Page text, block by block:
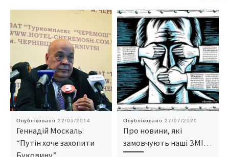
Опубліковано 22/05/2014
Геннадій Москаль:
“Путін хоче захопити
Опубліковано 27/07/2020
Про новини, які
замовчують наші ЗМІ…